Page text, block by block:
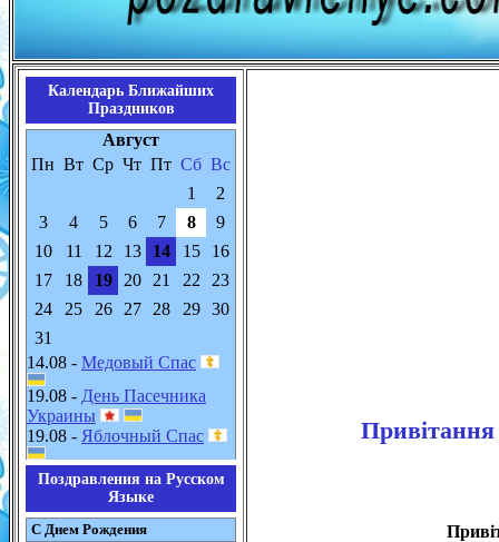
Календарь Ближайших
Праздников
Август
Пн Вт Ср Чт Пт Сб Вс
1
2
3
4 5 6 7 8
9
10
11 12 13 14 15
16
17
18 19 20 21 22
23
24
25 26 27 28 29
30
31
14.08 - Медовый Спас
19.08 - День Пасечника
Украины
19.08 - Яблочный Спас
Поздравления на Русском
Языке
С Днем Рождения